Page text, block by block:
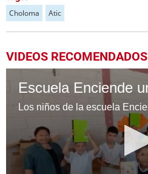
Choloma Atic
VIDEOS RECOMENDADOS